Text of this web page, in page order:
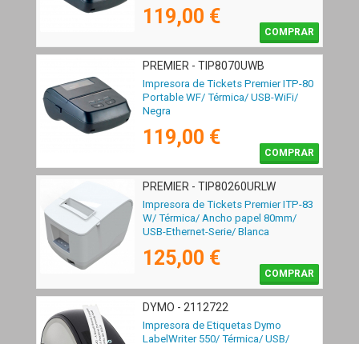
119,00 €
COMPRAR
PREMIER - TIP8070UWB
Impresora de Tickets Premier ITP-80
Portable WF/ Térmica/ USB-WiFi/
Negra
119,00 €
COMPRAR
PREMIER - TIP80260URLW
Impresora de Tickets Premier ITP-83
W/ Térmica/ Ancho papel 80mm/
USB-Ethernet-Serie/ Blanca
125,00 €
COMPRAR
DYMO - 2112722
Impresora de Etiquetas Dymo
LabelWriter 550/ Térmica/ USB/